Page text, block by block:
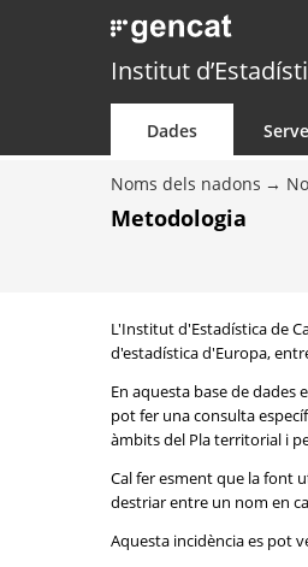
Institut
Dades
Noms dels nadons
Metodologia
L'Institut d'Estadística de
d'estadística d'Europa,
En aquesta base de dades
pot fer una consulta
àmbits del Pla territorial i
Cal fer esment que la font
destriar entre un nom en
Aquesta incidència es pot